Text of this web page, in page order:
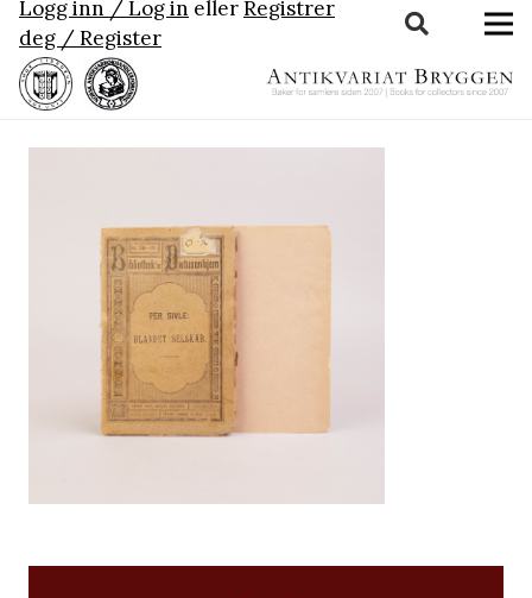
Logg inn / Log in ellerRegistrer
deg / Register